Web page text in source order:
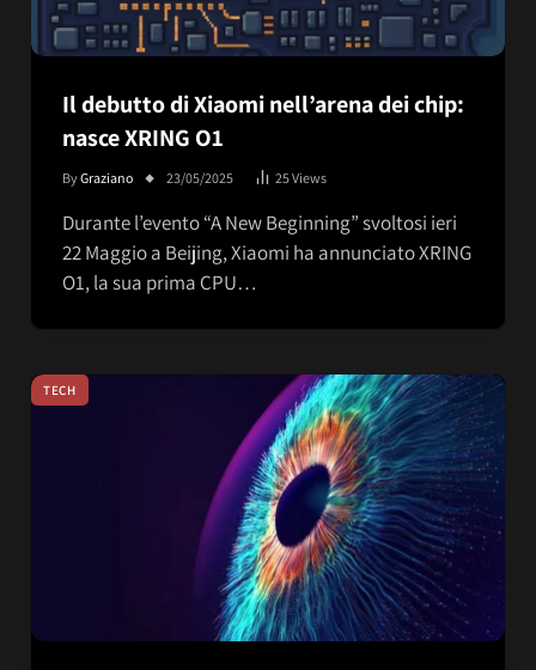
Il debutto di Xiaomi nell’arena dei chip:
nasce XRING O1
ByGraziano 23/05/2025 25Views
Durante l’evento “A New Beginning” svoltosi ieri
22 Maggio a Beijing, Xiaomi ha annunciato XRING
O1, la sua prima CPU…
TECH